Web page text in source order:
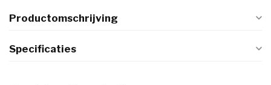
Productomschrijving
Specificaties